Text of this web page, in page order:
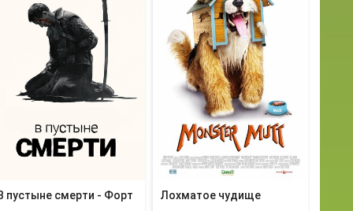
пустыне смерти - Форт Лохматое чудище